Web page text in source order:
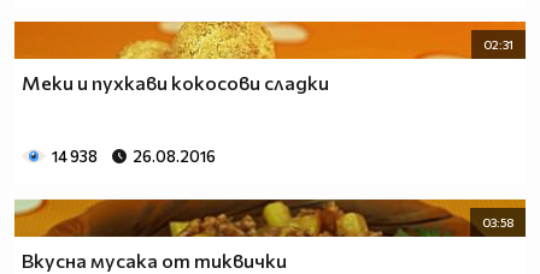
02:31
Меки и пухкави кокосови сладки
14 938 26.08.2016
03:58
Вкусна мусака от тиквички